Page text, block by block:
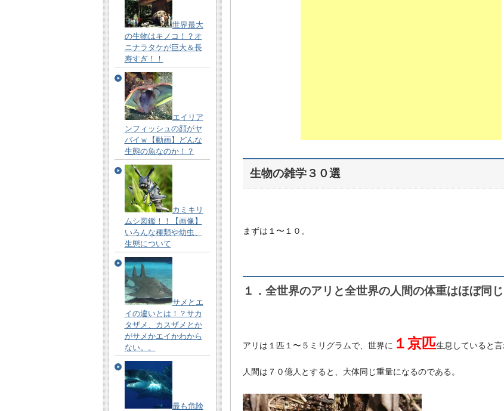
生物の雑学３０選
まずは１〜１０。
１．全世界のアリと全世界の人間の体重はほぼ同じ
アリは１匹１〜５ミリグラムで、世界に １京匹生息していると言
人間は７０億人とすると、大体同じ重量になるのである。
世界最大
の生物はキノコ！？オ
ニナラタケが巨大＆長
寿すぎ！！
エイリア
ンフィッシュの顔がヤ
バイｗ【動画】どんな
生態の魚なのか！？
カミキリ
ムシ図鑑！！【画像】
いろんな種類や幼虫、
生態について
サメとエ
イの違いとは！？サカ
タザメ、カスザメとか
がサメかエイかわから
ない。。
最も危険